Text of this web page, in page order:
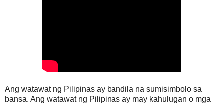
Ang watawat ng Pilipinas ay bandila na sumisimbolo sa
bansa. Ang watawat ng Pilipinas ay may kahulugan o mga